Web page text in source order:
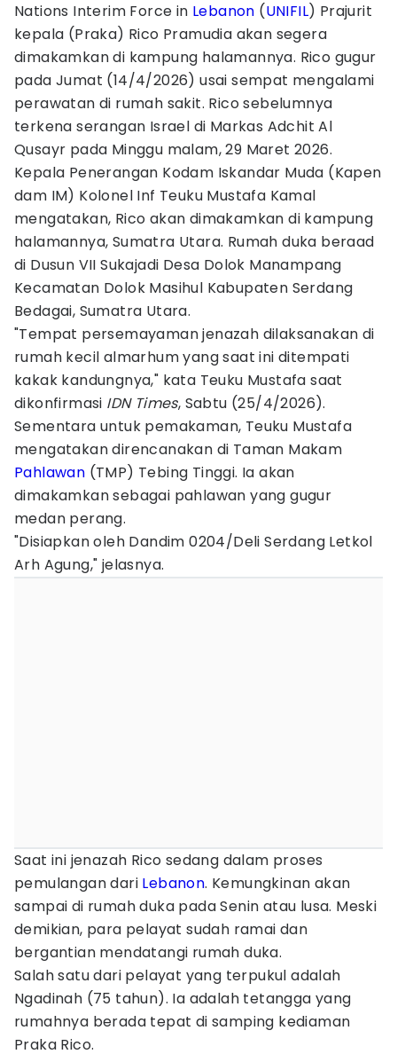
Nations Interim Force in Lebanon (UNIFIL) Prajurit
kepala (Praka) Rico Pramudia akan segera
dimakamkan di kampung halamannya. Rico gugur
pada Jumat (14/4/2026) usai sempat mengalami
perawatan di rumah sakit. Rico sebelumnya
terkena serangan Israel di Markas Adchit Al
Qusayr pada Minggu malam, 29 Maret 2026.
Kepala Penerangan Kodam Iskandar Muda (Kapen
dam IM) Kolonel Inf Teuku Mustafa Kamal
mengatakan, Rico akan dimakamkan di kampung
halamannya, Sumatra Utara. Rumah duka beraad
di Dusun VII Sukajadi Desa Dolok Manampang
Kecamatan Dolok Masihul Kabupaten Serdang
Bedagai, Sumatra Utara.
"Tempat persemayaman jenazah dilaksanakan di
rumah kecil almarhum yang saat ini ditempati
kakak kandungnya," kata Teuku Mustafa saat
dikonfirmasi IDN Times, Sabtu (25/4/2026).
Sementara untuk pemakaman, Teuku Mustafa
mengatakan direncanakan di Taman Makam
Pahlawan (TMP) Tebing Tinggi. Ia akan
dimakamkan sebagai pahlawan yang gugur
medan perang.
"Disiapkan oleh Dandim 0204/Deli Serdang Letkol
Arh Agung," jelasnya.
Saat ini jenazah Rico sedang dalam proses
pemulangan dari Lebanon. Kemungkinan akan
sampai di rumah duka pada Senin atau lusa. Meski
demikian, para pelayat sudah ramai dan
bergantian mendatangi rumah duka.
Salah satu dari pelayat yang terpukul adalah
Ngadinah (75 tahun). Ia adalah tetangga yang
rumahnya berada tepat di samping kediaman
Praka Rico.